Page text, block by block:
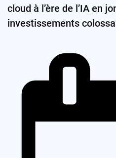
cloud à l’ère de l’IA en
investissements